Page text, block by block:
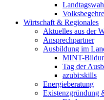
Wirtschaft & Regionales
Aktuelles aus der
Ansprechpartner
Ausbildung im
MINT-
Tag der
azubi:skills
Energieberatung
Existenzgründung